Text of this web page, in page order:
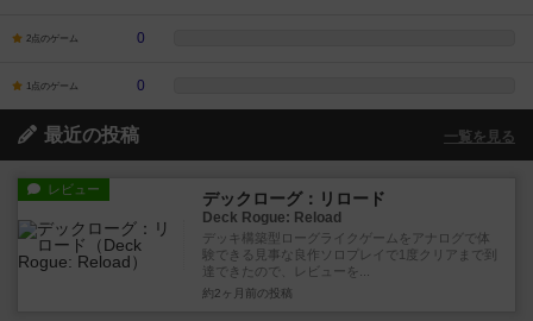
2点のゲーム 0
1点のゲーム 0
最近の投稿 一覧を見る
レビュー デックローグ：リロード
Deck Rogue: Reload
デッキ構築型ローグライクゲームをアナログで体
験できる見事な良作ソロプレイで1度クリアまで到
達できたので、レビューを...
約2ヶ月前 の投稿